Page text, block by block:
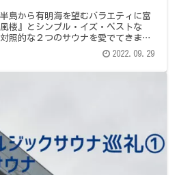
島から有明海を望むバラエティに富
楼』とシンプル・イズ・ベストな
照的な２つのサウナを愛でてきまし
2022.09.29